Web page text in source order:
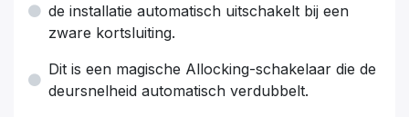
de installatie automatisch uitschakelt bij een
zware kortsluiting.
Dit is een magische Allocking-schakelaar die de
deursnelheid automatisch verdubbelt.